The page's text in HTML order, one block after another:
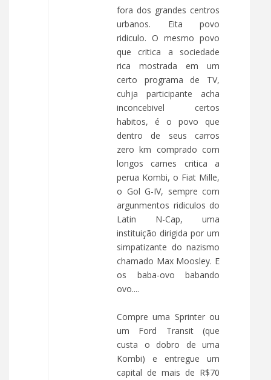
fora dos grandes centros
urbanos. Eita povo
ridiculo. O mesmo povo
que critica a sociedade
rica mostrada em um
certo programa de TV,
cuhja participante acha
inconcebivel certos
habitos, é o povo que
dentro de seus carros
zero km comprado com
longos carnes critica a
perua Kombi, o Fiat Mille,
o Gol G-IV, sempre com
argunmentos ridiculos do
Latin N-Cap, uma
instituição dirigida por um
simpatizante do nazismo
chamado Max Moosley. E
os baba-ovo babando
ovo....
Compre uma Sprinter ou
um Ford Transit (que
custa o dobro de uma
Kombi) e entregue um
capital de mais de R$70